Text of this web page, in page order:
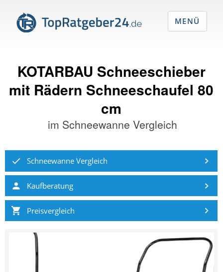
KOTARBAU Schneeschieber
mit Rädern Schneeschaufel 80
cm
im Schneewanne Vergleich
Schneewanne Vergleich
Kaufberatung
Preisvergleich
MENÜ